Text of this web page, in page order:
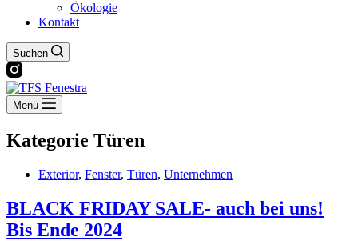
Ökologie
Kontakt
Suchen
Menü
Kategorie Türen
Exterior, Fenster, Türen, Unternehmen
BLACK FRIDAY SALE- auch bei uns!
Bis Ende 2024